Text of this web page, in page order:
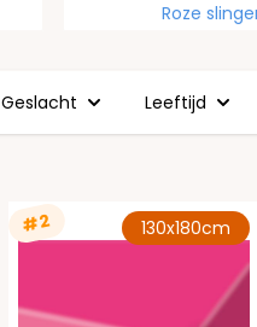
Roze
Geslacht Leeftijd
#2 130x180cm